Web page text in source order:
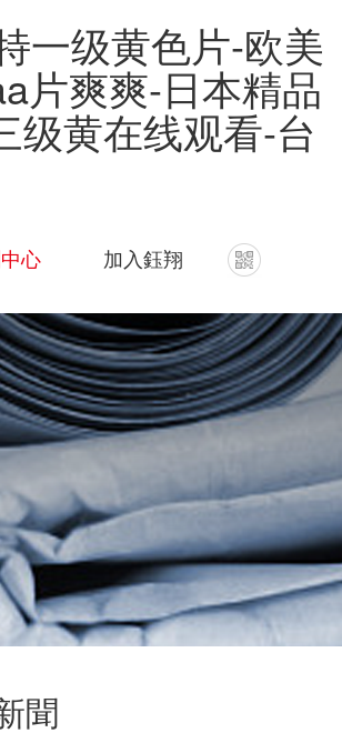
一级黄色片-欧美
片爽爽-日本精品
级黄在线观看-台
心 加入鈺翔
聞